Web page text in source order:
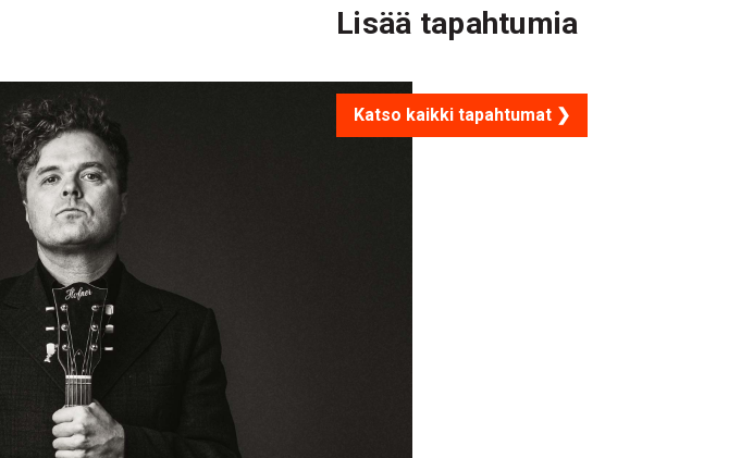
Lisää tapahtumia
Katso kaikki tapahtumat ❯